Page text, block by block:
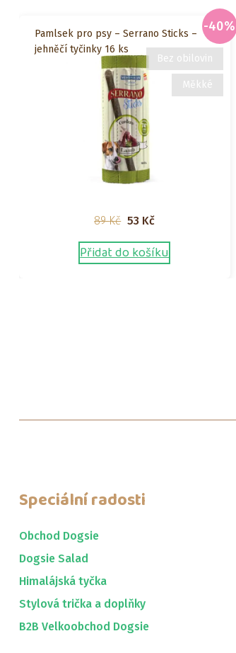
Bez obilovin
Měkké
-40%
Pamlsek pro psy – Serrano Sticks –
jehněčí tyčinky 16 ks
89Kč Původní
byla:
53 KčAktuální
je:
Přidat do košíku
Speciální radosti
Obchod Dogsie
Dogsie Salad
Himalájská tyčka
Stylová trička a doplňky
B2B Velkoobchod Dogsie